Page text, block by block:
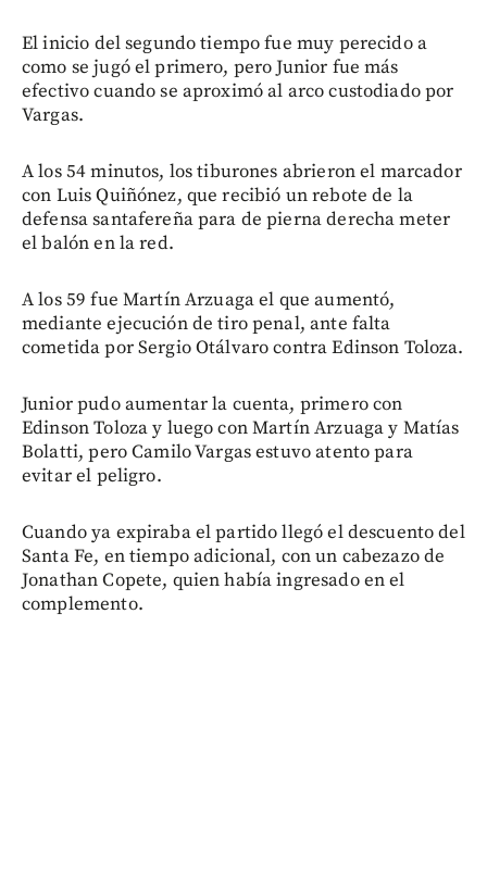
El inicio del segundo tiempo fue muy perecido a
como se jugó el primero, pero Junior fue más
efectivo cuando se aproximó al arco custodiado por
Vargas.
A los 54 minutos, los tiburones abrieron el marcador
con Luis Quiñónez, que recibió un rebote de la
defensa santafereña para de pierna derecha meter
el balón en la red.
A los 59 fue Martín Arzuaga el que aumentó,
mediante ejecución de tiro penal, ante falta
cometida por Sergio Otálvaro contra Edinson Toloza.
Junior pudo aumentar la cuenta, primero con
Edinson Toloza y luego con Martín Arzuaga y Matías
Bolatti, pero Camilo Vargas estuvo atento para
evitar el peligro.
Cuando ya expiraba el partido llegó el descuento del
Santa Fe, en tiempo adicional, con un cabezazo de
Jonathan Copete, quien había ingresado en el
complemento.